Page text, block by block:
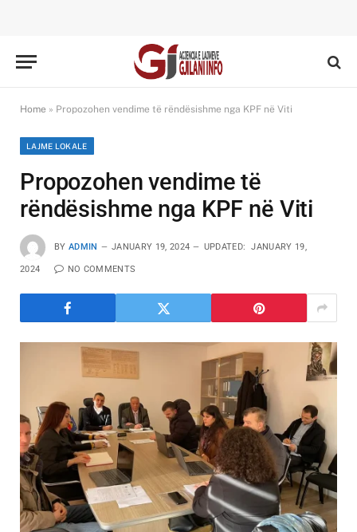
Home » Propozohen vendime të rëndësishme nga KPF në Viti
LAJME LOKALE
Propozohen vendime të
rëndësishme nga KPF në Viti
BY ADMIN JANUARY 19, 2024 UPDATED: JANUARY 19,
2024 NO COMMENTS